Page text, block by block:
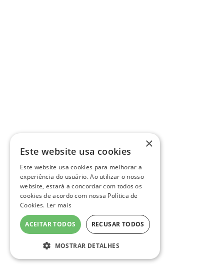
×
Este website usa cookies
Este website usa cookies para melhorar a
experiência do usuário. Ao utilizar o nosso
website, estará a concordar com todos os
cookies de acordo com nossa Política de
Cookies. Ler mais
ACEITAR TODOS RECUSAR TODOS
MOSTRAR DETALHES